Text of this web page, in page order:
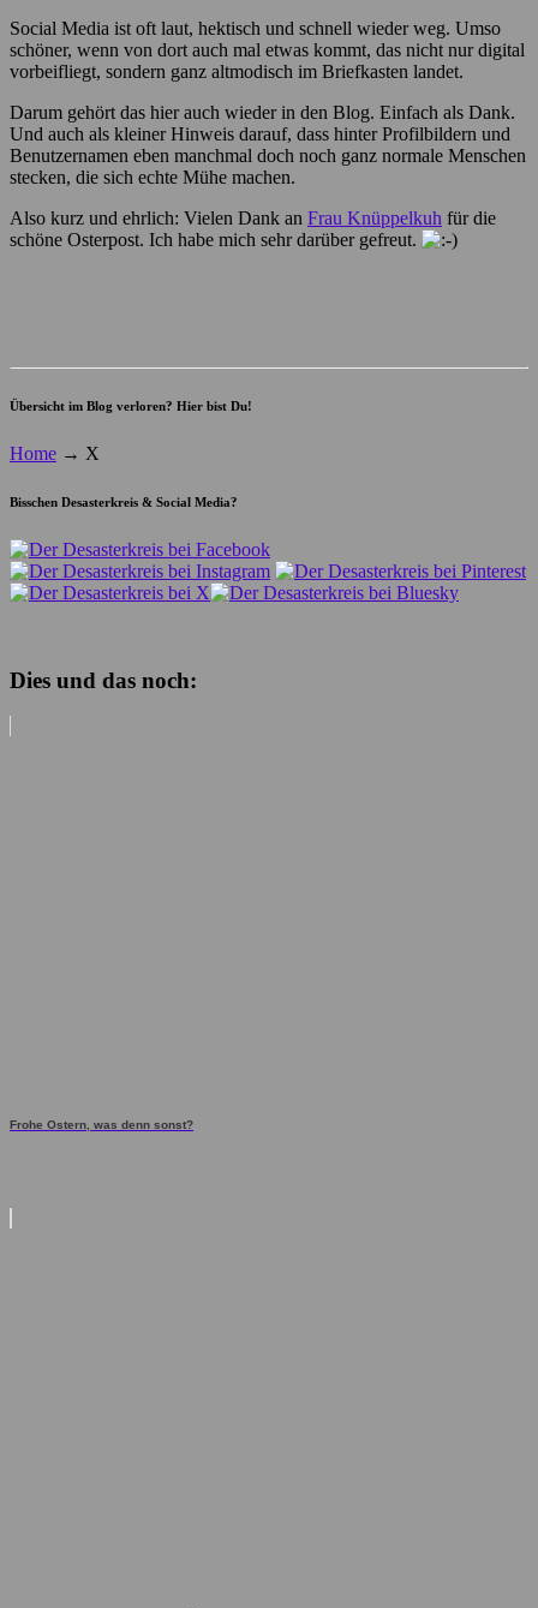
Social Media ist oft laut, hektisch und schnell wieder weg. Umso
schöner, wenn von dort auch mal etwas kommt, das nicht nur digital
vorbeifliegt, sondern ganz altmodisch im Briefkasten landet.
Darum gehört das hier auch wieder in den Blog. Einfach als Dank.
Und auch als kleiner Hinweis darauf, dass hinter Profilbildern und
Benutzernamen eben manchmal doch noch ganz normale Menschen
stecken, die sich echte Mühe machen.
Also kurz und ehrlich: Vielen Dank an Frau Knüppelkuh für die
schöne Osterpost. Ich habe mich sehr darüber gefreut.
Übersicht im Blog verloren? Hier bist Du!
Home → X
Bisschen Desasterkreis & Social Media?
Dies und das noch:
Frohe Ostern, was denn sonst?